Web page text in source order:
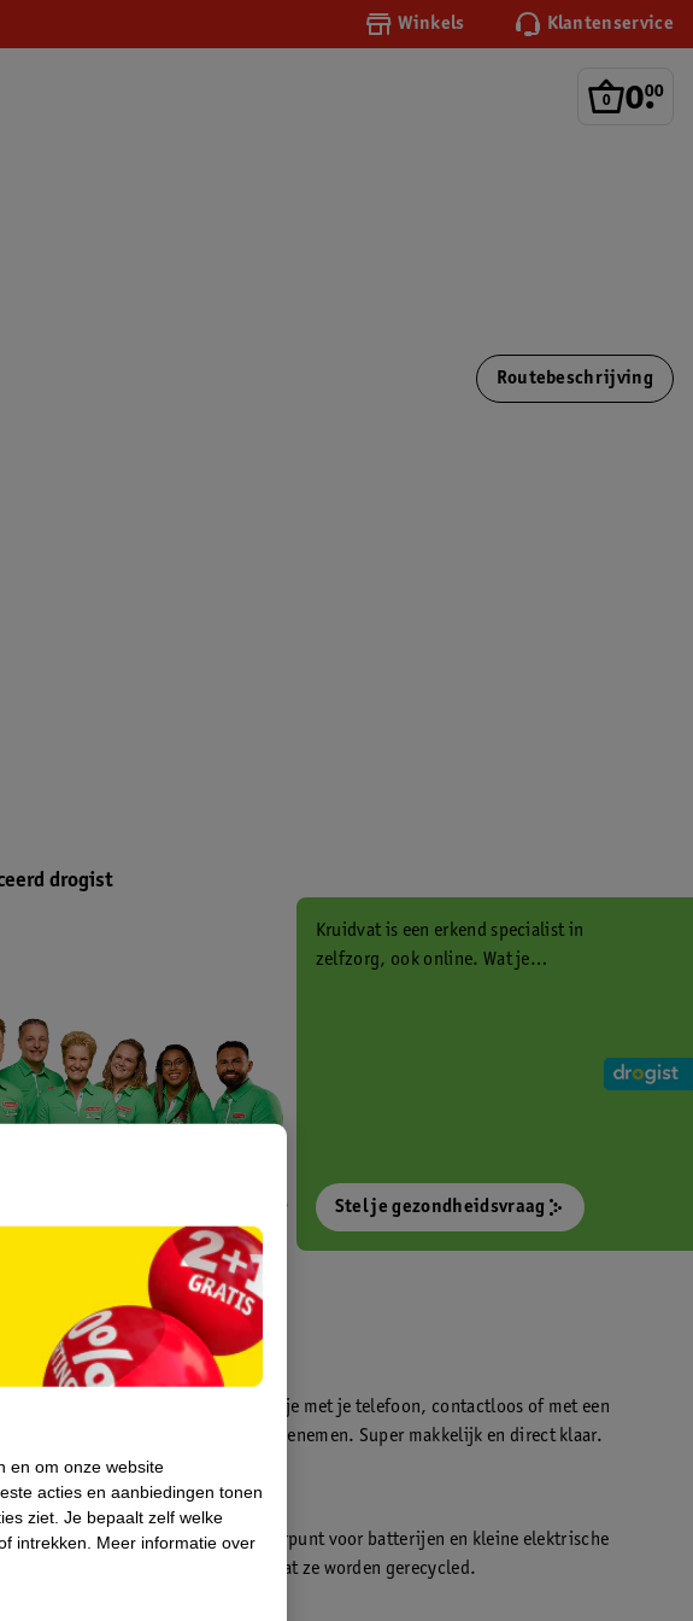
Winkels Klantenservice
0.
00
Routebeschrijving
drogist
Kruidvat is een erkend specialist in
zelfzorg, ook online. Wat je
Stel je gezondheidsvraag
fotokiosk
vind je een fotokiosk waarmee je met je telefoon, contactloos of met een
jouw foto’s direct kan meenemen. Super makkelijk en direct klaar.
inleverpunt
Kruidvat vind je een WeCycle inleverpunt voor batterijen en kleine elektrische
Deze kan je gratis inleveren zodat ze worden gerecycled.
en om onze website
acties en aanbiedingen tonen
ziet. Je bepaalt zelf welke
intrekken.
Meer informatie over